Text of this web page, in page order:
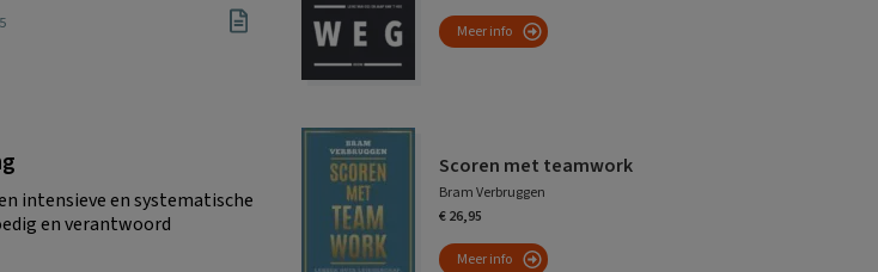
intensieve en systematische
en verantwoord
Meer info
Scoren met teamwork
Bram Verbruggen
€ 26,95
Meer info